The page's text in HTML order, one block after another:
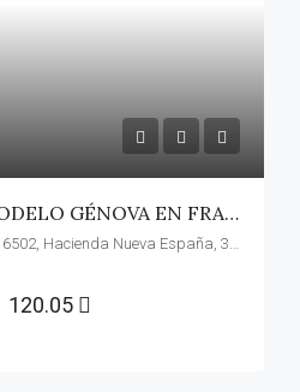
CASA EN VENTA MODELO GÉNOVA EN FRACC. ALLEZA PUNTA NORTE
Hacienda Rio de la Plata 16502, Hacienda Nueva España, 31122 Chihuahua, Chih.
120.05